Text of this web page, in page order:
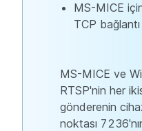
MS-MICE
TCP
MS-MICE ve
RTSP'nin her
gönderenin
noktası